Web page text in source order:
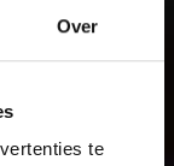
Over
te